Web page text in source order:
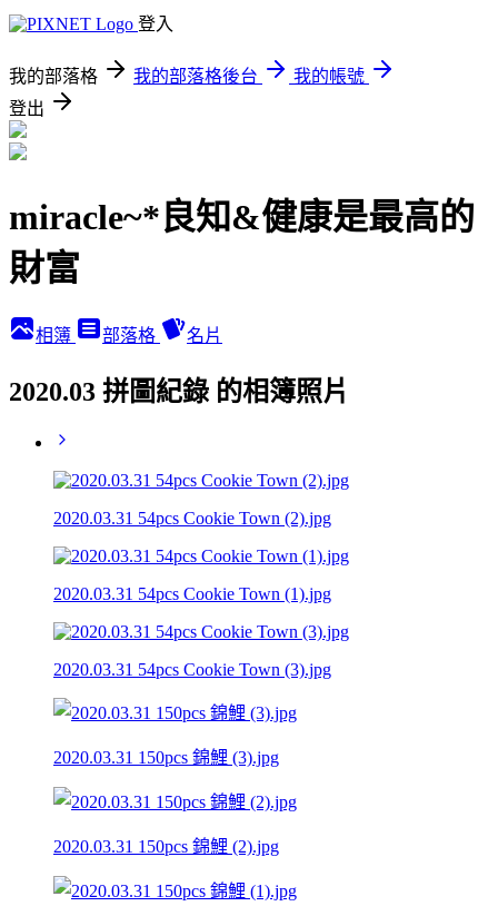
登入
我的部落格 我的部落格後台
我的帳號
登出
miracle~*良知&健康是最高的
財富
相簿 部落格 名片
2020.03 拼圖紀錄 的相簿照片
2020.03.31 54pcs Cookie Town (2).jpg
2020.03.31 54pcs Cookie Town (1).jpg
2020.03.31 54pcs Cookie Town (3).jpg
2020.03.31 150pcs 錦鯉 (3).jpg
2020.03.31 150pcs 錦鯉 (2).jpg